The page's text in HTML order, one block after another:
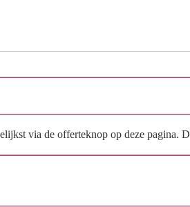
via de offerteknop op deze pagina.